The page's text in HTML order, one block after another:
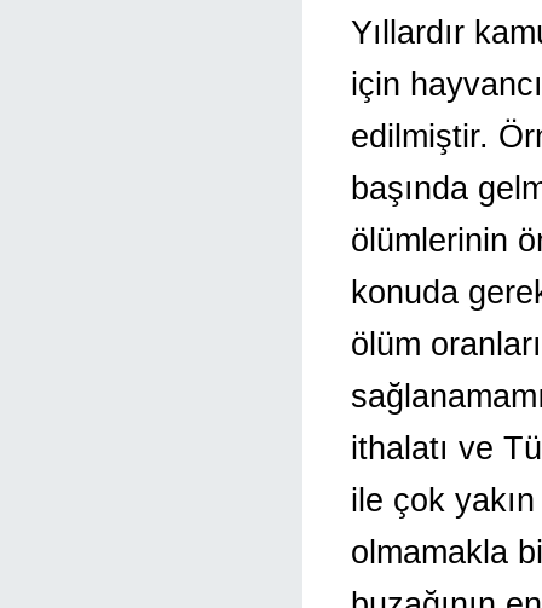
Yıllardır
için
edilmiştir.
başında
ölümlerinin
konuda
ölüm
ithalatı ve
ile çok
olmamakla